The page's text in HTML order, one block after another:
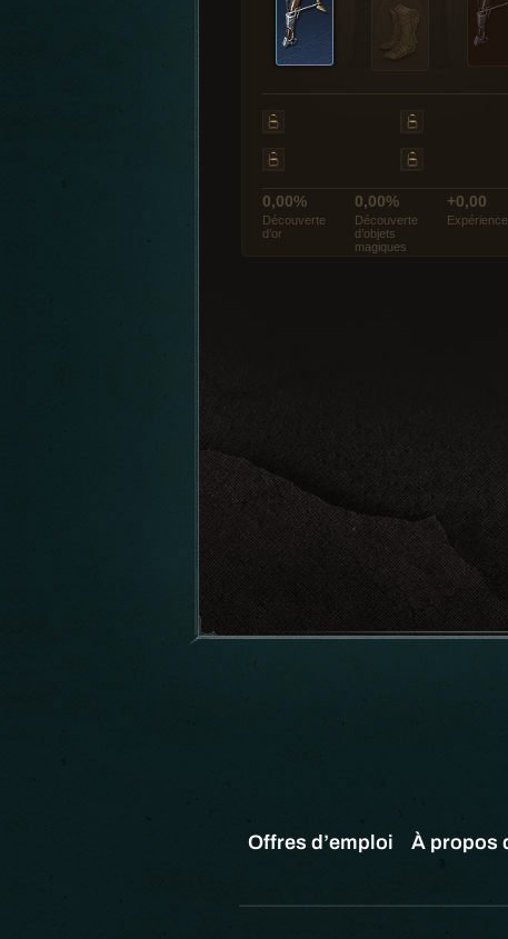
0,00%
Découverte
d’or
0,00%
Découverte
d’objets
magiques
+0,00
Expérience